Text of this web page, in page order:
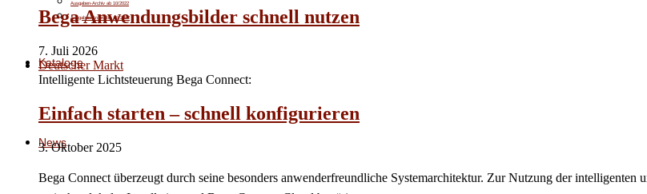
Ausgaben-Archiv ab 10/2022
Ausgaben-Archiv bis 09/2022
Kataloge
News
Bega Anwendungsbilder schnell nutzen
7. Juli 2026
Deutscher Markt
Intelligente Lichtsteuerung Bega Connect:
Einfach starten – schnell konfigurieren
3. Oktober 2025
Bega Connect überzeugt durch seine besonders anwenderfreundliche Systemarchitektur. Zur Nutzung der